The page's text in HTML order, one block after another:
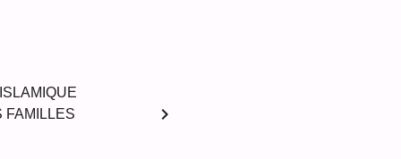
FAMILLES
chevron_right